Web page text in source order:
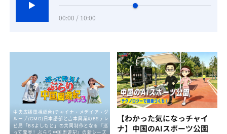
00:00 / 10:00
【わかった気になっチャイ
ナ】中国のAIスポーツ公園